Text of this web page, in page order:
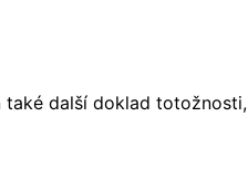
další doklad